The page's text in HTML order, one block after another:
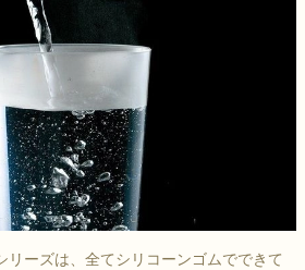
リーズは、全てシリコーンゴムでできて